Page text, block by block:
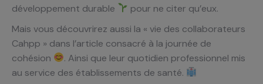
développement durable
pour ne citer qu’eux.
Mais vous découvrirez aussi la « vie des collaborateurs
Cahpp » dans l’article consacré à la journée de
cohésion
. Ainsi que leur quotidien professionnel mis
au service des établissements de santé.